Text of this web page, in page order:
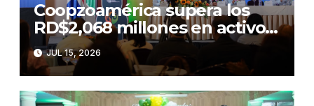
Coopzoamérica supera los
RD$2,068 millones en activos
y estrena nueva imagen
institucional
JUL 15, 2026